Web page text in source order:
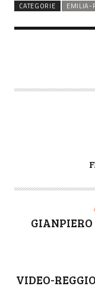
CATEGORIE EMILIA-
T
GIANPIERO
VIDEO-